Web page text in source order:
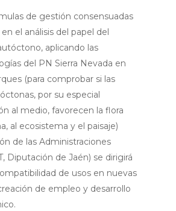
de gestión consensuadas
el análisis del papel del
aplicando las
del PN Sierra Nevada en
(para comprobar si las
por su especial
al medio, favorecen la flora
al ecosistema y el paisaje)
de las Administraciones
Diputación de Jaén) se dirigirá
de usos en nuevas
de empleo y desarrollo